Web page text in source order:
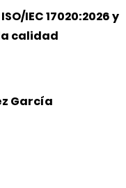
IEC 17020:2026 y
calidad
García